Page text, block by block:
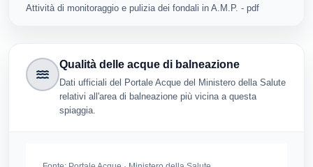
Attività di monitoraggio e pulizia dei fondali in A.M.P. - pdf
Qualità delle acque di balneazione
Dati ufficiali del Portale Acque del Ministero della Salute
relativi all'area di balneazione più vicina a questa
spiaggia.